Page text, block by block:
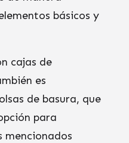
básicos y
cajas de
es
de basura, que
para